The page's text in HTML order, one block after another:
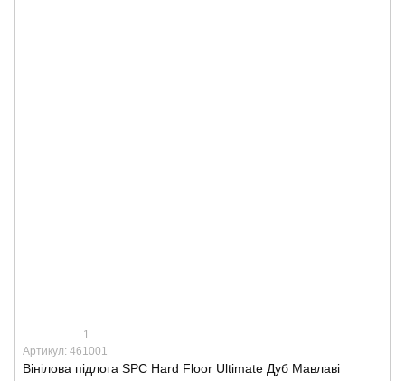
1
Артикул: 461001
Вінілова підлога SPС Hard Floor Ultimate Дуб Мавлаві